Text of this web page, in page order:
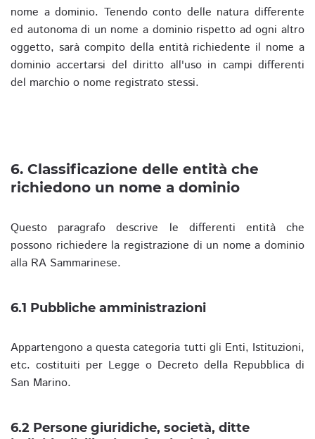
nome a dominio. Tenendo conto delle natura differente
ed autonoma di un nome a dominio rispetto ad ogni altro
oggetto, sarà compito della entità richiedente il nome a
dominio accertarsi del diritto all'uso in campi differenti
del marchio o nome registrato stessi.
6. Classificazione delle entità che
richiedono un nome a dominio
Questo paragrafo descrive le differenti entità che
possono richiedere la registrazione di un nome a dominio
alla RA Sammarinese.
6.1 Pubbliche amministrazioni
Appartengono a questa categoria tutti gli Enti, Istituzioni,
etc. costituiti per Legge o Decreto della Repubblica di
San Marino.
6.2 Persone giuridiche, società, ditte